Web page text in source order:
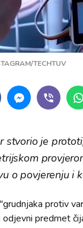
TECHTUV
stvorio je
o povjerenju i
protiv
odjevni predmet